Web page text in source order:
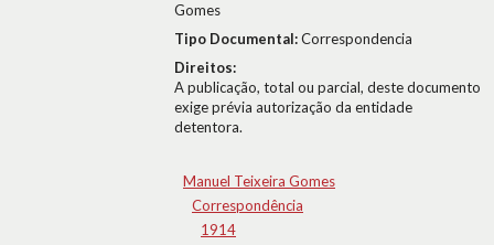
Gomes
Tipo Documental:Correspondencia
Direitos:
A publicação, total ou parcial, deste documento
exige prévia autorização da entidade
detentora.
Manuel Teixeira Gomes
Correspondência
1914